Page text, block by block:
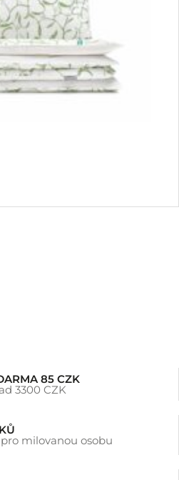
85 CZK
3300 CZK
milovanou osobu